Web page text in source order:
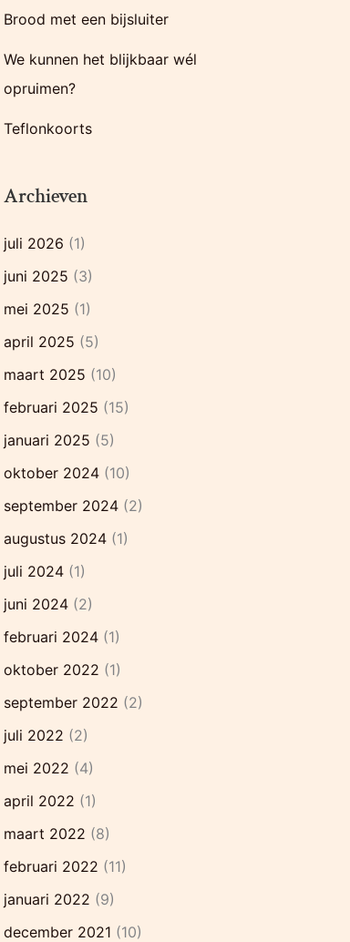
:Brood met een bijsluiter
We kunnen het blijkbaar wél
opruimen?
Teflonkoorts
Archieven
juli 2026 (1)
juni 2025 (3)
mei 2025 (1)
april 2025 (5)
maart 2025 (10)
februari 2025 (15)
januari 2025 (5)
oktober 2024 (10)
september 2024 (2)
augustus 2024 (1)
juli 2024 (1)
juni 2024 (2)
februari 2024 (1)
oktober 2022 (1)
september 2022 (2)
juli 2022 (2)
mei 2022 (4)
april 2022 (1)
maart 2022 (8)
februari 2022 (11)
januari 2022 (9)
december 2021 (10)